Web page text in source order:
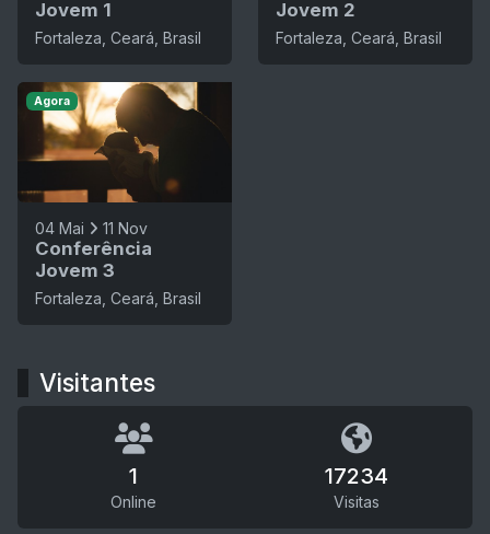
Jovem 1
Fortaleza, Ceará, Brasil
Jovem 2
Fortaleza, Ceará, Brasil
04 Mai 11 Nov
Conferência
Jovem 3
Fortaleza, Ceará, Brasil
Agora
Visitantes
1
Online
17234
Visitas